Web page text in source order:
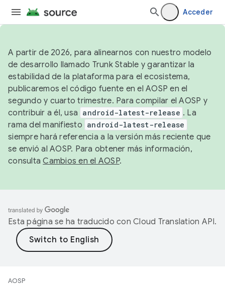
Acceder
A partir de 2026, para alinearnos con nuestro modelo
de desarrollo llamado Trunk Stable y garantizar la
estabilidad de la plataforma para el ecosistema,
publicaremos el código fuente en el AOSP en el
segundo y cuarto trimestre. Para compilar el AOSP y
contribuir a él, usa android-latest-release . La
rama del manifiesto android-latest-release
siempre hará referencia a la versión más reciente que
se envió al AOSP. Para obtener más información,
consultaCambios en el AOSP.
Esta página se ha traducido con Cloud Translation API.
AOSP